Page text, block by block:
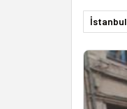
İstanbul